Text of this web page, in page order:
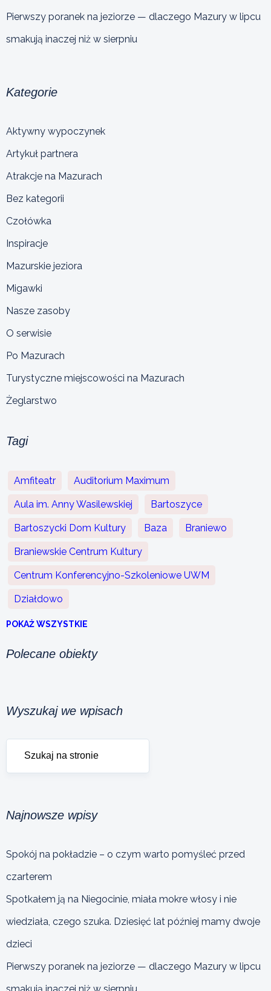
Pierwszy poranek na jeziorze — dlaczego Mazury w lipcu
smakują inaczej niż w sierpniu
Kategorie
Aktywny wypoczynek
Artykuł partnera
Atrakcje na Mazurach
Bez kategorii
Czołówka
Inspiracje
Mazurskie jeziora
Migawki
Nasze zasoby
O serwisie
Po Mazurach
Turystyczne miejscowości na Mazurach
Żeglarstwo
Tagi
Amfiteatr Auditorium Maximum
Aula im. Anny Wasilewskiej Bartoszyce
Bartoszycki Dom Kultury Baza Braniewo
Braniewskie Centrum Kultury
Centrum Konferencyjno-Szkoleniowe UWM
Działdowo
POKAŻ WSZYSTKIE
Polecane obiekty
Wyszukaj we wpisach
Najnowsze wpisy
Spokój na pokładzie – o czym warto pomyśleć przed
czarterem
Spotkałem ją na Niegocinie, miała mokre włosy i nie
wiedziała, czego szuka. Dziesięć lat później mamy dwoje
dzieci
Pierwszy poranek na jeziorze — dlaczego Mazury w lipcu